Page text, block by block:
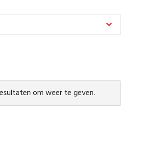
om weer te geven.